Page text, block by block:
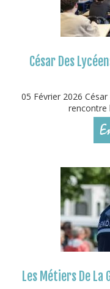
César Des
05 Février 2026
rencontre
Les Métiers De La